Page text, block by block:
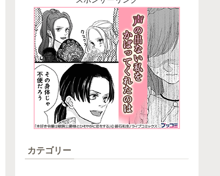
カテゴリー